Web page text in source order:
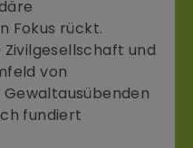
Fokus rückt.
und
von
fundiert